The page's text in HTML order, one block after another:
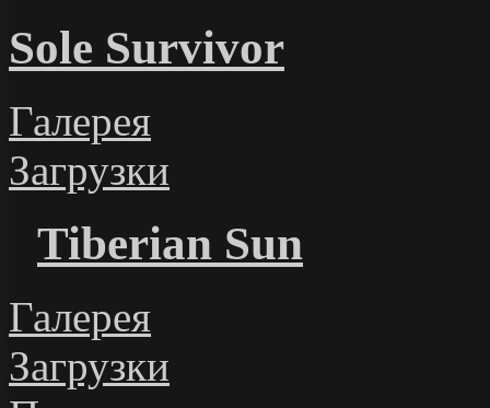
Sole Survivor
Галерея
Загрузки
Tiberian Sun
Галерея
Загрузки